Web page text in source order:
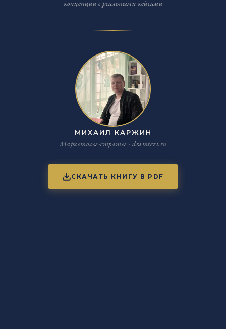
концепции с реальными кейсами
МИХАИЛ КАРЖИН
Маркетолог-стратег · dramtezi.ru
СКАЧАТЬ КНИГУ В PDF